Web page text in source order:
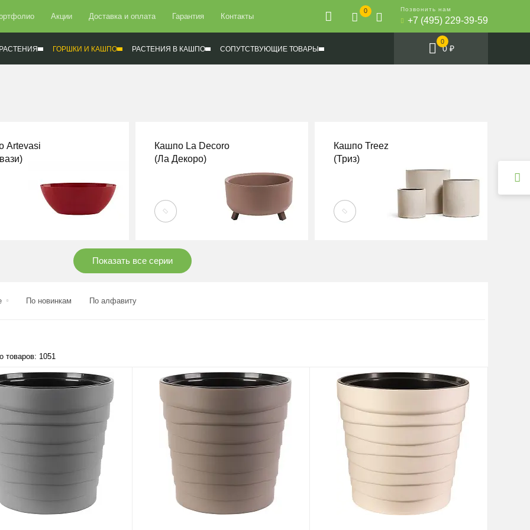
Акции Доставка и оплата Гарантия Контакты
0 Позвонить нам
+7 (495) 229-39-59
ГОРШКИ И КАШПО РАСТЕНИЯ В КАШПО СОПУТСТВУЮЩИЕ ТОВАРЫ
0
0 ₽
Artevasi
Кашпо La Decoro
(Ла Декоро)
ПЕРЕЙТИ
Кашпо Treez
(Триз)
ПЕРЕЙТИ
Кашпо Idealist Lite
и горшки
Кашпо с
металлизированным
покрытием
ПЕРЕЙТИ
Кашпо из
композитных
материалов
ПЕРЕЙТИ
Показать все серии
По новинкам По алфавиту
товаров: 1051